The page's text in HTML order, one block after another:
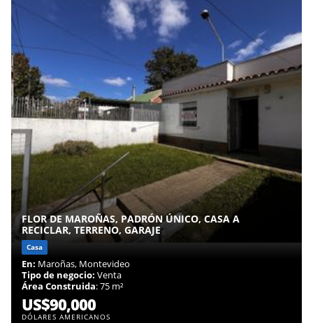
FLOR DE MAROÑAS, PADRÓN ÚNICO, CASA A
RECICLAR, TERRENO, GARAJE
Casa
En: Maroñas, Montevideo
Tipo de negocio: Venta
Área Construida: 75 m²
US$90,000
DÓLARES AMERICANOS